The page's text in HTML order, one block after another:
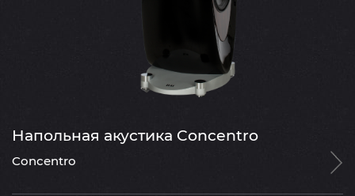
Напольная акустика Concentro
Concentro